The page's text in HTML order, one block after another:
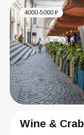
4000-5000 ₽
Wine & Crab